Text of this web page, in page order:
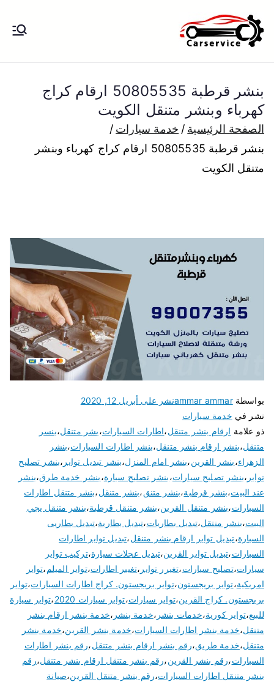
إلى
المحتوى
الكويت
بنشر متنقل الكويت كهرباء وبنشر تبديل
بارخص الاسعار
بنشر قرطبة 50805535 ارقام كراج
كهرباء وبنشر متنقل الكويت
الصفحة الرئيسية
خدمة سيارات
بنشر قرطبة 50805535 ارقام كراج كهرباء وبنشر
متنقل الكويت
بواسطةammar ammarنشر على أبريل 12, 2020
نشر في خدمة سيارات
ذو علامة ارقام بنشر متنقل،اطارات السيارات،بشر متنقل،بنسر
متنقل،بنشر ارقام بنشر متنقل،بنشر اطارات السيارات،بنشر
الزهراء،بنشر القرين،بنشر امام المنزل،بنشر تبديل تواير ،بنشر تصليح
تواير ،بنشر تصليح سيارات،بنشر تصليح سيارة،بنشر خدمة طرق،بنشر
عند البيت،بنشر قرطبة،بنشر متنق،بنشر متنقل،بنشر متنقل اطارات
السيارات،بنشر متنقل القرين،بنشر متنقل قرطبة،بنشر متنقل يجي
البيت،بنشر منتقل،تبديل بطاريات،تبديل بطارية،تبديل بطاريى
السيارة،تبديل تواير ارقام بنشر متنقل،تبديل تواير اطارات
السيارات،تبديل تواير القرين،تبديل عجلات سيارة،تركيب تواير
سيارات،تصليح سيارات،تغيرر تواير ،تغيير اطارات،تواير الميلم،تواير
امريكية،تواير بريجستون،تواير بريجستون. كراج اطارات السيارات،تواير
بريجستون. كراج القرين،تواير سيارات،تواير سيارات 2020 ،تواير سيارة
للبيع،تواير كورية،خدمات بنشر ،خدمة بنشر ،خدمة بنشر ارقام بنشر
متنقل،خدمة بنشر اطارات السيارات،خدمة بنشر القرين،خدمة بنشر
متنقل،خدمة طريق،رقم بنشر ارقام بنشر متنقل،رقم بنشر اطارات
السيارات،رقم بنشر القرين،رقم بنشر متنقل ارقام بنشر متنقل،رقم
بنشر متنقل اطارات السيارات،رقم بنشر متنقل القرين،صيانة